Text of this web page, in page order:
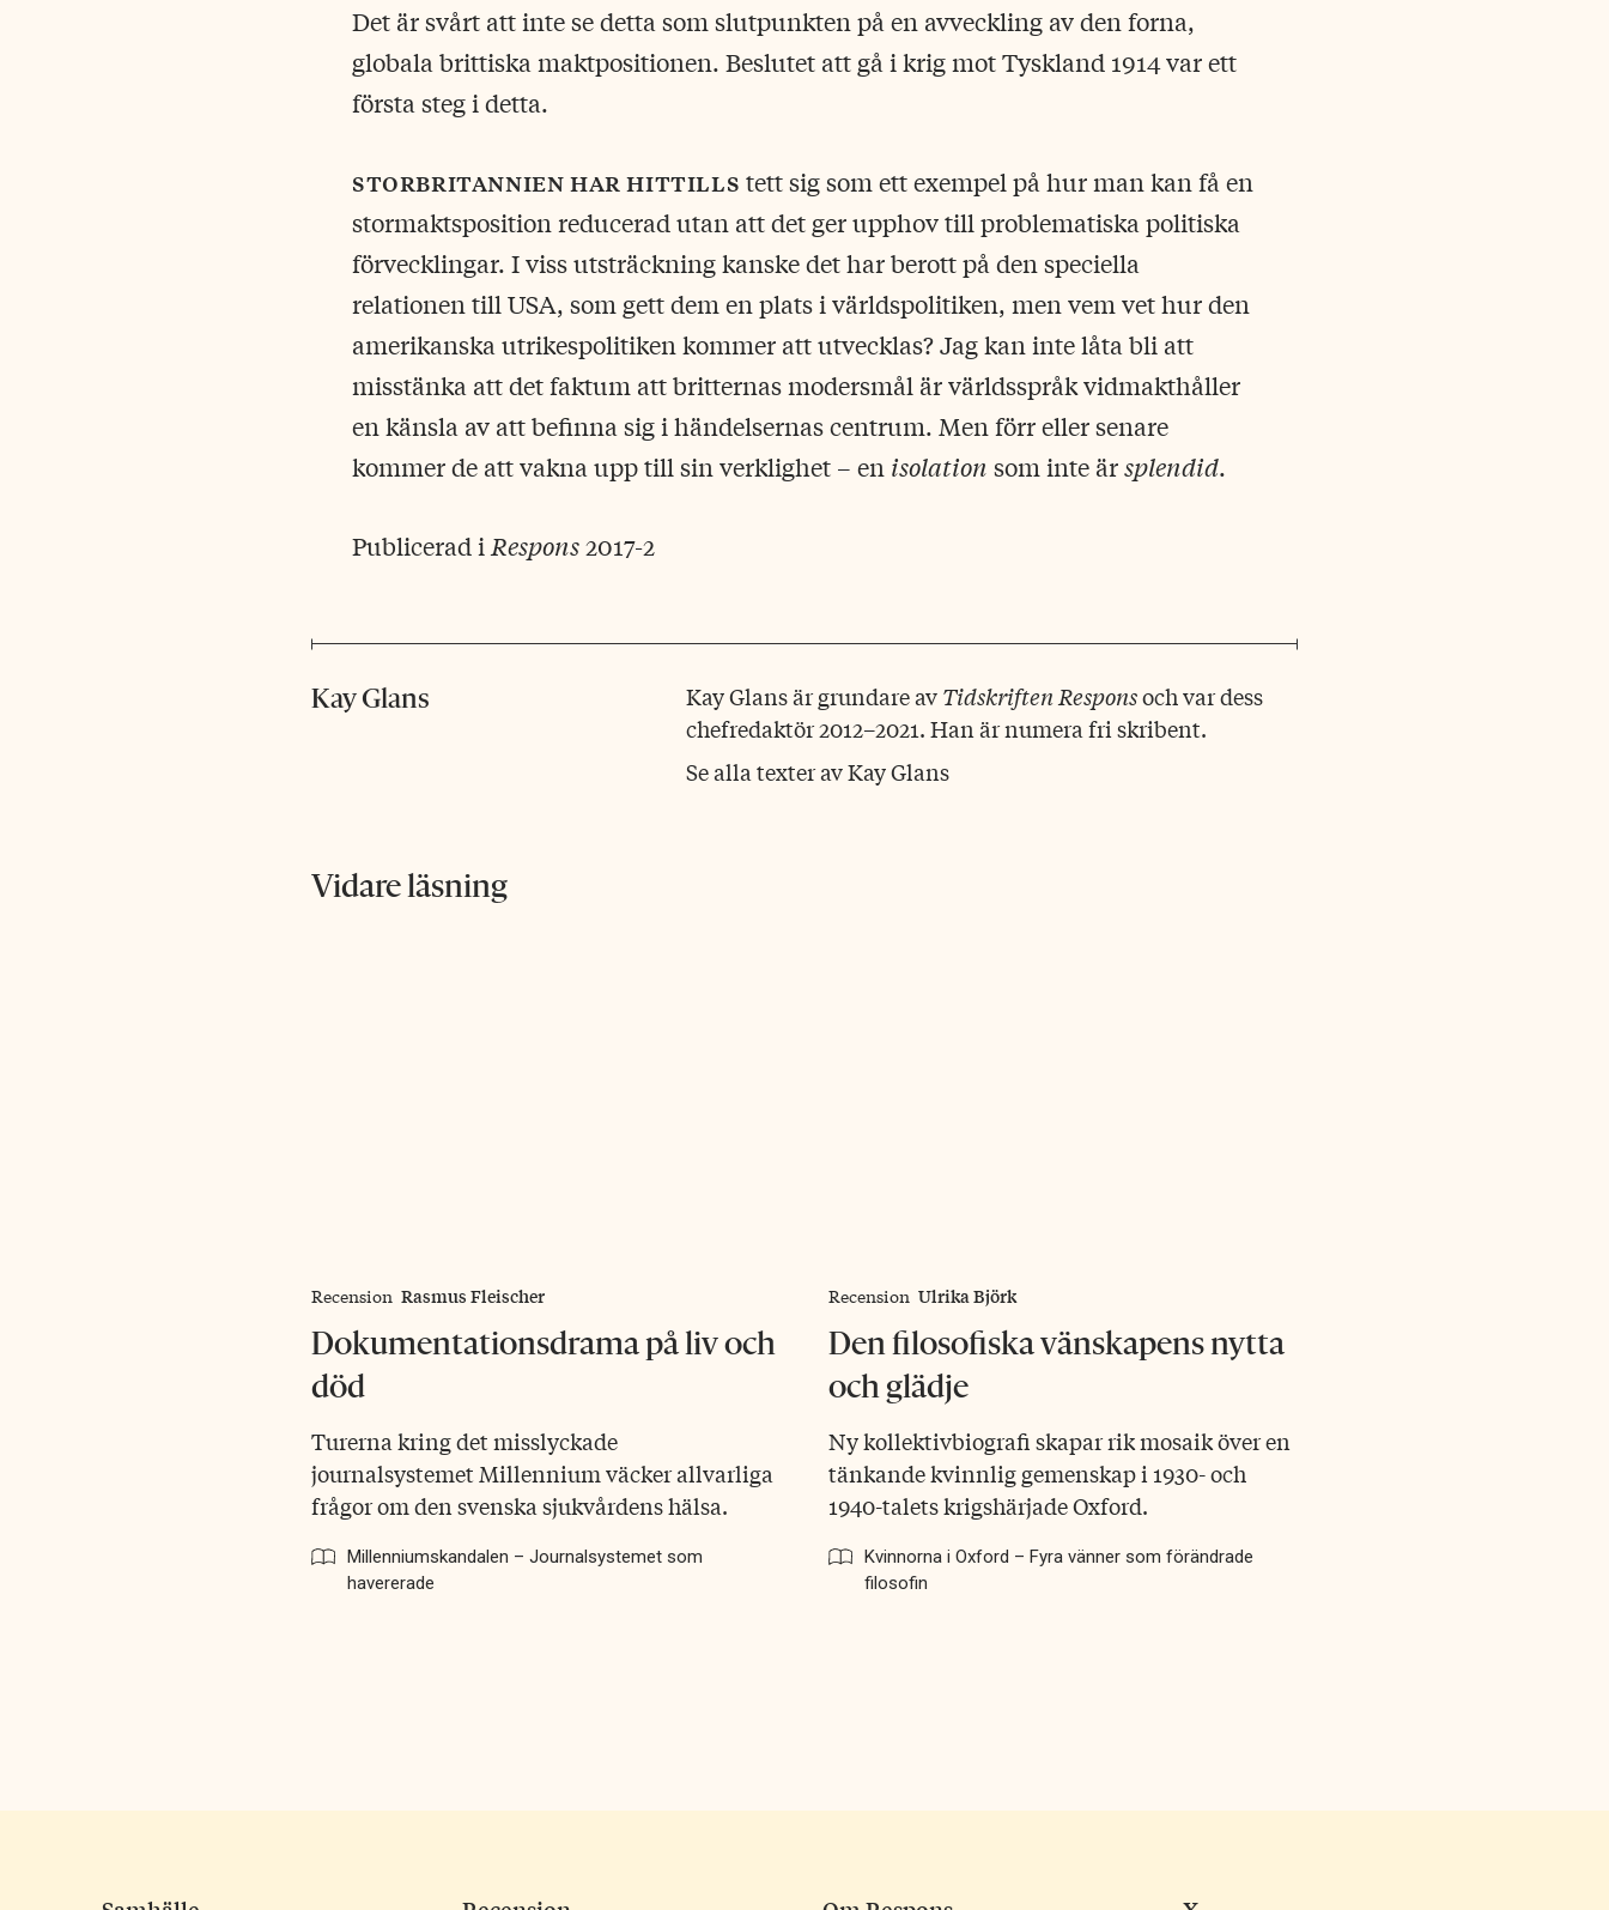
Det är svårt att inte se detta som slutpunkten på en avveckling av den forna,
globala brittiska maktpositionen. Beslutet att gå i krig mot Tyskland 1914 var ett
första steg i detta.
storbritannien har hittills tett sig som ett exempel på hur man kan få en
stormaktsposition reducerad utan att det ger upphov till problematiska politiska
förvecklingar. I viss utsträckning kanske det har berott på den speciella
relationen till USA, som gett dem en plats i världspolitiken, men vem vet hur den
amerikanska utrikespolitiken kommer att utvecklas? Jag kan inte låta bli att
misstänka att det faktum att britternas modersmål är världsspråk vidmakthåller
en känsla av att befinna sig i händelsernas centrum. Men förr eller senare
kommer de att vakna upp till sin verklighet – en isolation som inte ärsplendid.
Publicerad i Respons2017-2
Kay Glans Kay Glans är grundare avTidskriften Responsoch var dess
chefredaktör 2012–2021. Han är numera fri skribent.
Se alla texter av Kay Glans
Vidare läsning
Recension Rasmus Fleischer
Dokumentationsdrama på liv och
död
Turerna kring det misslyckade
journalsystemet Millennium väcker allvarliga
frågor om den svenska sjukvårdens hälsa.
Millenniumskandalen – Journalsystemet som
havererade
Recension Ulrika Björk
Den filosofiska vänskapens nytta
och glädje
Ny kollektivbiografi skapar rik mosaik över en
tänkande kvinnlig gemenskap i 1930- och
1940-talets krigshärjade Oxford.
Kvinnorna i Oxford – Fyra vänner som förändrade
filosofin